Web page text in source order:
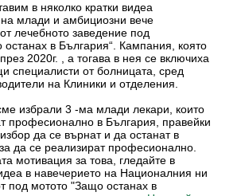
в няколко кратки видеа
млади и амбициозни вече
лечебното заведение под
останах в България“. Кампания, която
2020г. , а тогава в нея се включиха
специалисти от болницата, сред
на Клиники и отделения.
избрали 3 -ма млади лекари, които
професионално в България, правейки
да се върнат и да останат в
да се реализират професионално.
мотивация за това, гледайте в
в навечерието на Националния ни
под мотото "Защо останах в